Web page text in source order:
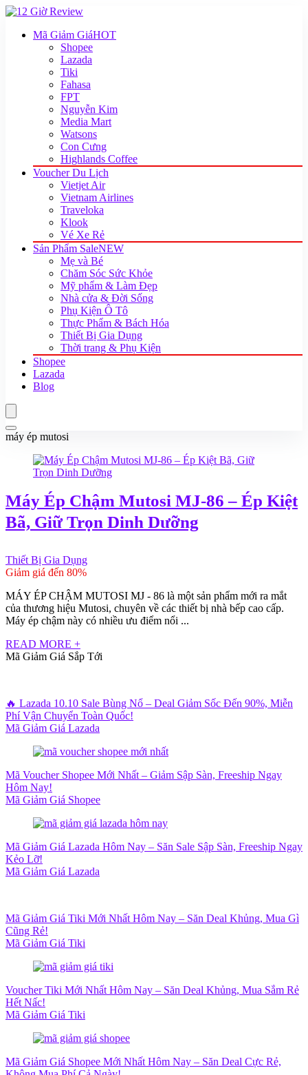
Mã Giảm GiáHOT
Shopee
Lazada
Tiki
Fahasa
FPT
Nguyễn Kim
Media Mart
Watsons
Con Cưng
Highlands Coffee
Voucher Du Lịch
Vietjet Air
Vietnam Airlines
Traveloka
Klook
Vé Xe Rẻ
Sản Phẩm SaleNEW
Mẹ và Bé
Chăm Sóc Sức Khỏe
Mỹ phẩm & Làm Đẹp
Nhà cửa & Đời Sống
Phụ Kiện Ô Tô
Thực Phẩm & Bách Hóa
Thiết Bị Gia Dụng
Thời trang & Phụ Kiện
Shopee
Lazada
Blog
máy ép mutosi
Máy Ép Chậm Mutosi MJ-86 – Ép Kiệt
Bã, Giữ Trọn Dinh Dưỡng
Thiết Bị Gia Dụng
Giảm giá đến 80%
MÁY ÉP CHẬM MUTOSI MJ - 86 là một sản phẩm mới ra mắt
của thương hiệu Mutosi, chuyên về các thiết bị nhà bếp cao cấp.
Máy ép chậm này có nhiều ưu điểm nổi ...
READ MORE +
Mã Giảm Giá Sắp Tới
🔥 Lazada 10.10 Sale Bùng Nổ – Deal Giảm Sốc Đến 90%, Miễn
Phí Vận Chuyển Toàn Quốc!
Mã Giảm Giá Lazada
Mã Voucher Shopee Mới Nhất – Giảm Sập Sàn, Freeship Ngay
Hôm Nay!
Mã Giảm Giá Shopee
Mã Giảm Giá Lazada Hôm Nay – Săn Sale Sập Sàn, Freeship Ngay
Kẻo Lỡ!
Mã Giảm Giá Lazada
Mã Giảm Giá Tiki Mới Nhất Hôm Nay – Săn Deal Khủng, Mua Gì
Cũng Rẻ!
Mã Giảm Giá Tiki
Voucher Tiki Mới Nhất Hôm Nay – Săn Deal Khủng, Mua Sắm Rẻ
Hết Nấc!
Mã Giảm Giá Tiki
Mã Giảm Giá Shopee Mới Nhất Hôm Nay – Săn Deal Cực Rẻ,